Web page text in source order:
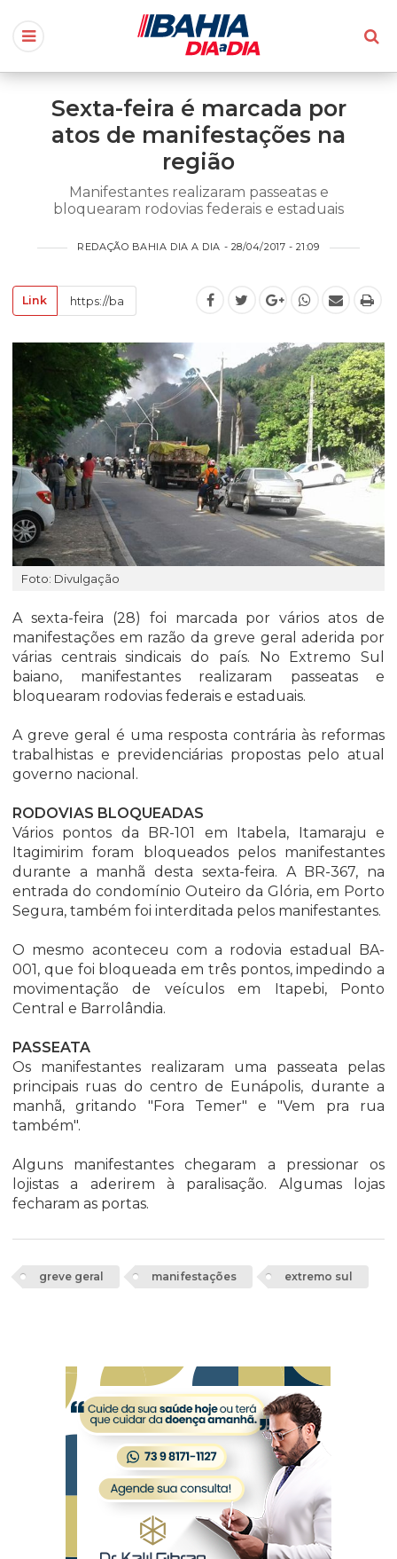
Sexta-feira é marcada por
atos de manifestações na
região
Manifestantes realizaram passeatas e
bloquearam rodovias federais e estaduais
REDAÇÃO BAHIA DIA A DIA - 28/04/2017 - 21:09
Link
Foto: Divulgação
A sexta-feira (28) foi marcada por vários atos de
manifestações em razão da greve geral aderida por
várias centrais sindicais do país. No Extremo Sul
baiano, manifestantes realizaram passeatas e
bloquearam rodovias federais e estaduais.
A greve geral é uma resposta contrária às reformas
trabalhistas e previdenciárias propostas pelo atual
governo nacional.
RODOVIAS BLOQUEADAS
Vários pontos da BR-101 em Itabela, Itamaraju e
Itagimirim foram bloqueados pelos manifestantes
durante a manhã desta sexta-feira. A BR-367, na
entrada do condomínio Outeiro da Glória, em Porto
Segura, também foi interditada pelos manifestantes.
O mesmo aconteceu com a rodovia estadual BA-
001, que foi bloqueada em três pontos, impedindo a
movimentação de veículos em Itapebi, Ponto
Central e Barrolândia.
PASSEATA
Os manifestantes realizaram uma passeata pelas
principais ruas do centro de Eunápolis, durante a
manhã, gritando "Fora Temer" e "Vem pra rua
também".
Alguns manifestantes chegaram a pressionar os
lojistas a aderirem à paralisação. Algumas lojas
fecharam as portas.
greve geral manifestações extremo sul